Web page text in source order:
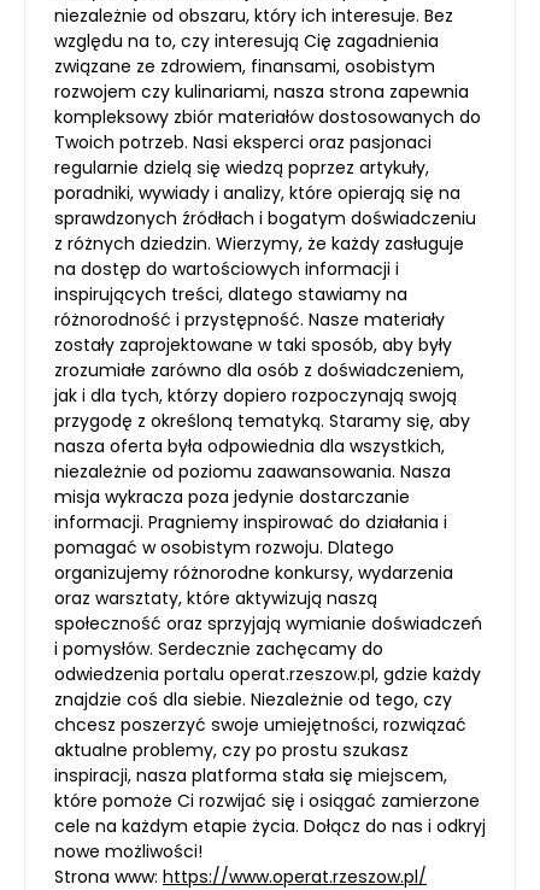
niezależnie od obszaru, który ich interesuje. Bez
względu na to, czy interesują Cię zagadnienia
związane ze zdrowiem, finansami, osobistym
rozwojem czy kulinariami, nasza strona zapewnia
kompleksowy zbiór materiałów dostosowanych do
Twoich potrzeb. Nasi eksperci oraz pasjonaci
regularnie dzielą się wiedzą poprzez artykuły,
poradniki, wywiady i analizy, które opierają się na
sprawdzonych źródłach i bogatym doświadczeniu
z różnych dziedzin. Wierzymy, że każdy zasługuje
na dostęp do wartościowych informacji i
inspirujących treści, dlatego stawiamy na
różnorodność i przystępność. Nasze materiały
zostały zaprojektowane w taki sposób, aby były
zrozumiałe zarówno dla osób z doświadczeniem,
jak i dla tych, którzy dopiero rozpoczynają swoją
przygodę z określoną tematyką. Staramy się, aby
nasza oferta była odpowiednia dla wszystkich,
niezależnie od poziomu zaawansowania. Nasza
misja wykracza poza jedynie dostarczanie
informacji. Pragniemy inspirować do działania i
pomagać w osobistym rozwoju. Dlatego
organizujemy różnorodne konkursy, wydarzenia
oraz warsztaty, które aktywizują naszą
społeczność oraz sprzyjają wymianie doświadczeń
i pomysłów. Serdecznie zachęcamy do
odwiedzenia portalu operat.rzeszow.pl, gdzie każdy
znajdzie coś dla siebie. Niezależnie od tego, czy
chcesz poszerzyć swoje umiejętności, rozwiązać
aktualne problemy, czy po prostu szukasz
inspiracji, nasza platforma stała się miejscem,
które pomoże Ci rozwijać się i osiągać zamierzone
cele na każdym etapie życia. Dołącz do nas i odkryj
nowe możliwości!
Strona www: https://www.operat.rzeszow.pl/